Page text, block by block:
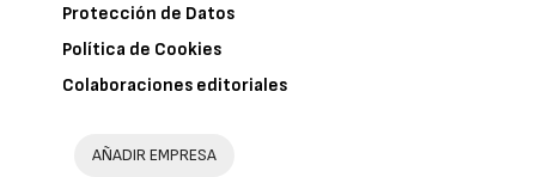
Protección de Datos
Política de Cookies
Colaboraciones editoriales
AÑADIR EMPRESA